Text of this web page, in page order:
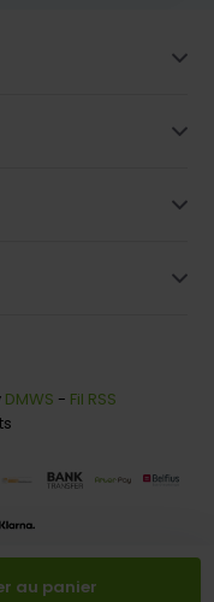
au panier
DMWS - Fil RSS